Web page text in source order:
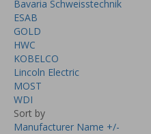
Bavaria Schweisstechnik
ESAB
GOLD
HWC
KOBELCO
Lincoln Electric
MOST
WDI
Sort by
Manufacturer Name +/-